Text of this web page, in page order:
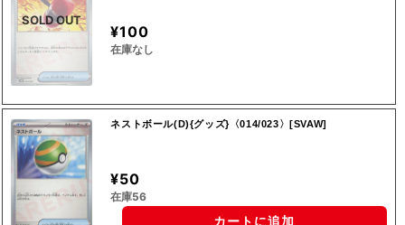
SOLD OUT
¥100
在庫なし
ネストボール(D){グッズ}〈014/023〉[SVAW]
¥50
在庫56
カートに追加